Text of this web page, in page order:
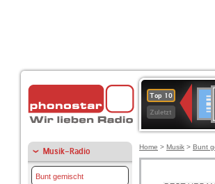
Top 10
Zuletzt
Musik-Radio
Bunt gemischt
Home > Musik > Bunt